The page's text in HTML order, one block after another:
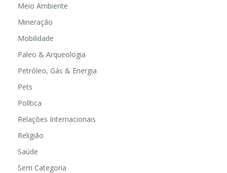
Meio Ambiente
Mineração
Mobilidade
Paleo & Arqueologia
Petróleo, Gás & Energia
Pets
Política
Relações Internacionais
Religião
Saúde
Sem Categoria